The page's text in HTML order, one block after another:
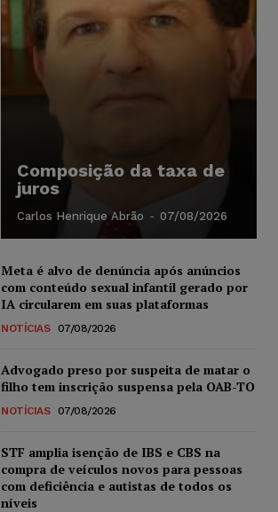
Composição da taxa de
juros
Carlos Henrique Abrão - 07/08/2026
Meta é alvo de denúncia após anúncios
com conteúdo sexual infantil gerado por
IA circularem em suas plataformas
NOTÍCIAS 07/08/2026
Advogado preso por suspeita de matar o
filho tem inscrição suspensa pela OAB-TO
NOTÍCIAS 07/08/2026
STF amplia isenção de IBS e CBS na
compra de veículos novos para pessoas
com deficiência e autistas de todos os
níveis